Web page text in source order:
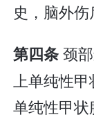
史，脑外伤
第四条颈
上单纯性
单纯性甲状